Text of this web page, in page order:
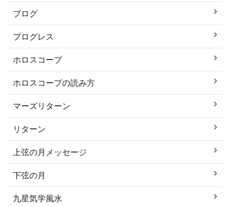
ブログ
プログレス
ホロスコープ
ホロスコープの読み方
マーズリターン
リターン
上弦の月メッセージ
下弦の月
九星気学風水